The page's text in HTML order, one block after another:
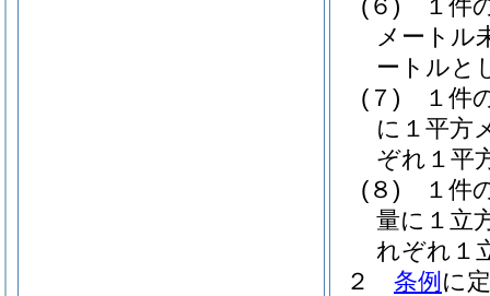
(６)
１件
メートル
ートルと
(７)
１件
に１平方
ぞれ１平
(８)
１件
量に１立
れぞれ１
２
条例 に